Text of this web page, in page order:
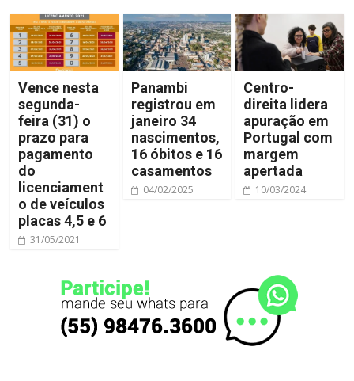
Vence nesta
segunda-
feira (31) o
prazo para
pagamento
do
licenciament
o de veículos
placas 4,5 e 6
31/05/2021
Panambi
registrou em
janeiro 34
nascimentos,
16 óbitos e 16
casamentos
04/02/2025
Centro-
direita lidera
apuração em
Portugal com
margem
apertada
10/03/2024